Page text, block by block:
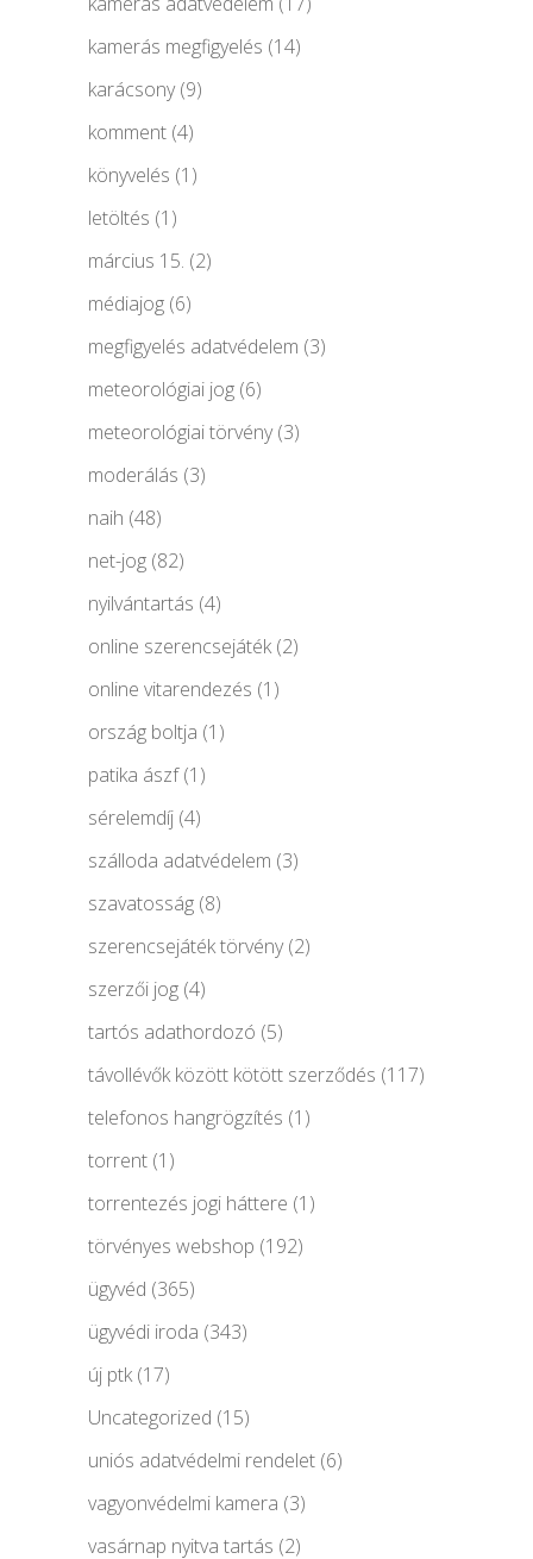
kamerás megfigyelés (14)
karácsony(9)
komment (4)
könyvelés (1)
letöltés (1)
március 15. (2)
médiajog (6)
megfigyelés adatvédelem (3)
meteorológiai jog (6)
meteorológiai törvény(3)
moderálás (3)
naih (48)
net-jog (82)
nyilvántartás (4)
online szerencsejáték(2)
online vitarendezés (1)
ország boltja (1)
patika ászf(1)
sérelemdíj (4)
szálloda adatvédelem (3)
szavatosság (8)
szerencsejáték törvény(2)
szerzői jog (4)
tartós adathordozó (5)
távollévők között kötött szerződés (117)
telefonos hangrögzítés (1)
torrent (1)
torrentezés jogi háttere (1)
törvényes webshop (192)
ügyvéd (365)
ügyvédi iroda (343)
új ptk(17)
Uncategorized (15)
uniós adatvédelmi rendelet (6)
vagyonvédelmi kamera (3)
vasárnap nyitva tartás (2)